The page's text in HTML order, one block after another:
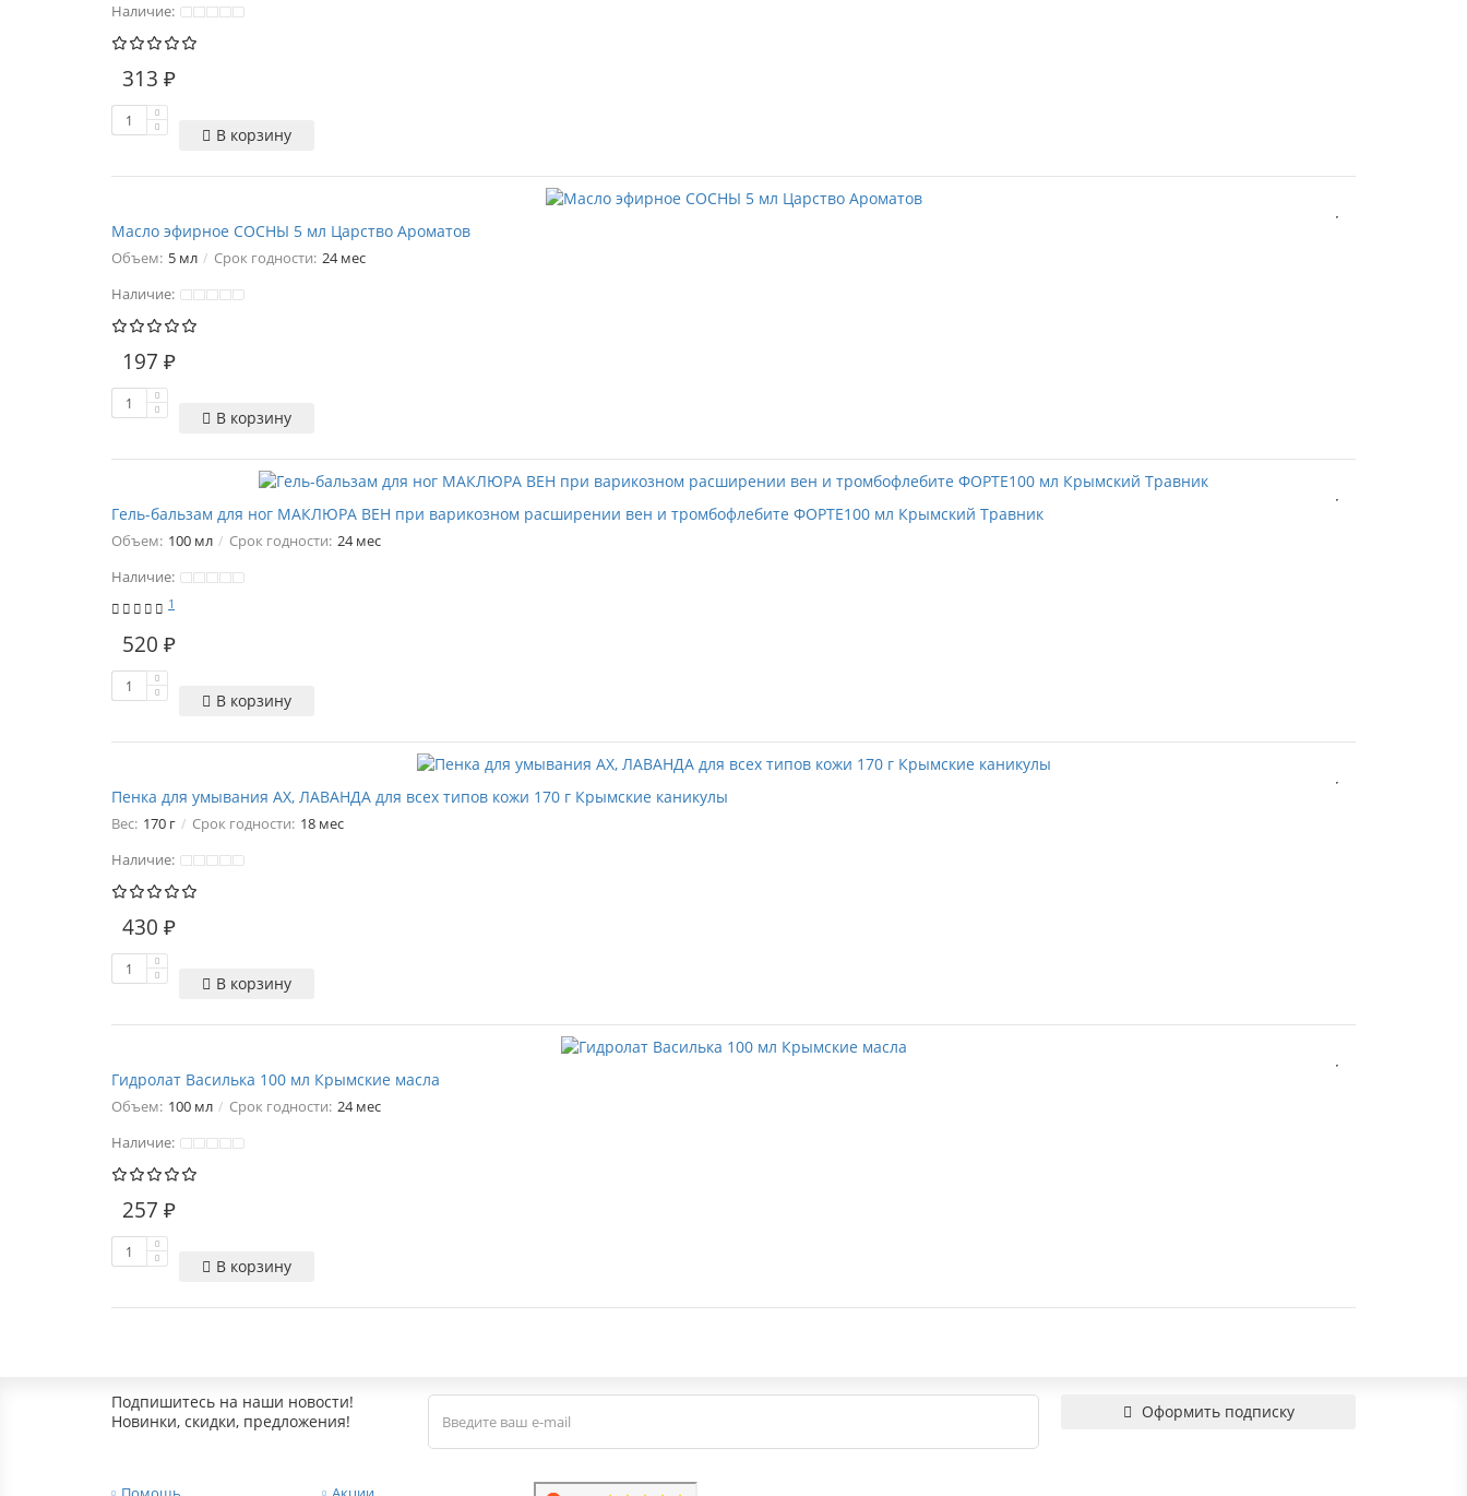
Наличие:
313 ₽
В корзину
Масло эфирное СОСНЫ 5 мл Царство Ароматов
Объем: 5 мл Срок годности: 24 мес
Наличие:
197 ₽
В корзину
Гель-бальзам для ног МАКЛЮРА ВЕН при варикозном расширении вен и тромбофлебите ФОРТЕ100 мл Крымский Травник
Объем: 100 мл Срок годности: 24 мес
Наличие:
1
520 ₽
В корзину
Пенка для умывания АХ, ЛАВАНДА для всех типов кожи 170 г Крымские каникулы
Вес: 170 г Срок годности: 18 мес
Наличие:
430 ₽
В корзину
Гидролат Василька 100 мл Крымские масла
Объем: 100 мл Срок годности: 24 мес
Наличие:
257 ₽
В корзину
Подпишитесь на наши новости!
Новинки, скидки, предложения!
Оформить подписку